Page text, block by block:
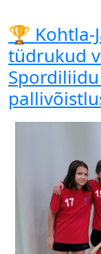
🏆 Kohtla-
tüdrukud